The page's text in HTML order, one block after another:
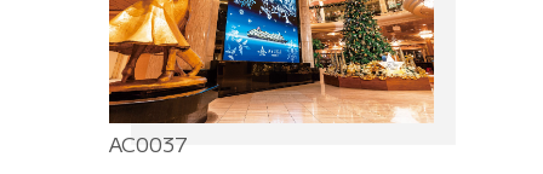
AC0037